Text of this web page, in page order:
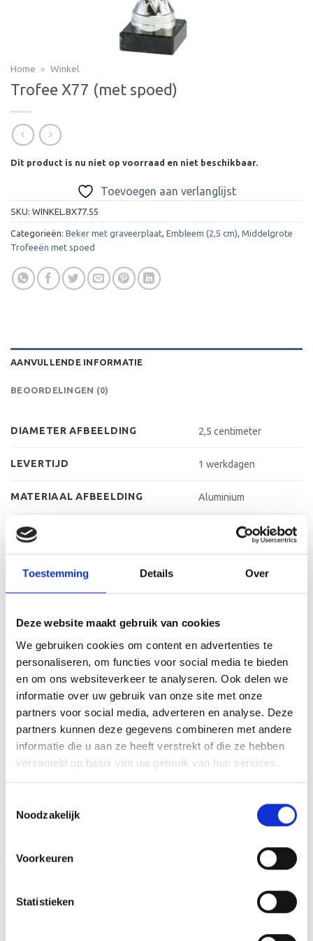
Toestemming Details Over
Deze website maakt gebruik van cookies
We gebruiken cookies om content en advertenties te
personaliseren, om functies voor social media te bieden
en om ons websiteverkeer te analyseren. Ook delen we
informatie over uw gebruik van onze site met onze
partners voor social media, adverteren en analyse. Deze
partners kunnen deze gegevens combineren met andere
informatie die u aan ze heeft verstrekt of die ze hebben
verzameld op basis van uw gebruik van hun services.
Noodzakelijk
Voorkeuren
Statistieken
Home » Winkel
Trofee X77 (met spoed)
Dit product is nu niet op voorraad en niet beschikbaar.
Toevoegen aan verlanglijst
SKU: WINKEL.BX77.55
Categorieën: Beker met graveerplaat, Embleem (2,5 cm), Middelgrote
Trofeeën met spoed
AANVULLENDE INFORMATIE
BEOORDELINGEN (0)
DIAMETER AFBEELDING 2,5 centimeter
LEVERTIJD 1 werkdagen
MATERIAAL AFBEELDING Aluminium
MATERIAAL GRAVEERPLAAT Aluminium
MAX TEKENS PER REGEL 30 leestekens
METHODE PERSONALISATIE Graveren
HOOGTE 27 cm, 31 cm, 34 cm
GERELATEERDE PRODUCTEN
Aanbieding!
Toevoegen
aan